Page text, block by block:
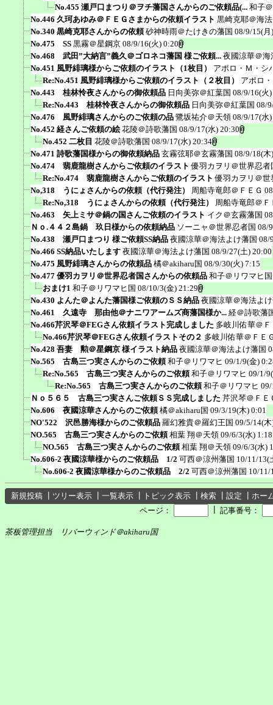
No.455 瀬戸口まつり＠ヲチ藩国さんからのご依頼品(... 和子
No.446 久珂あゆみ＠ＦＥＧさまからの依頼イラスト 黒崎克耶＠海
No.340 黒崎克耶さんからの依頼 砂神時雨＠たけきの藩国 08/9/15(月
No.475 SS 黒霧＠星鋼京 08/9/16(火) 0:20
No.468 武田”大納言”義久＠ゴロネコ藩国 様ご依頼... 夜國涼華＠海
No.451 風野緋璃様からご依頼のイラスト（1枚目）
アポロ・Ｍ・シ
Re:No.451 風野緋璃様からご依頼のイラスト（２枚目）
アポロ
No.443 桂林怜夜さんからの御依頼品 日向美弥＠紅葉国 08/9/16(火
Re:No.443 桂林怜夜さんからの御依頼品 日向美弥＠紅葉国 08/
No.476 風野緋璃さんからのご依頼の品 鷺坂祐介＠天領 08/9/17(水
No.452 経さんご依頼の絵 花陵＠詩歌藩国 08/9/17(水) 20:30
No.452 二枚目 花陵＠詩歌藩国 08/9/17(水) 20:34
No.471 詩歌藩国様からの御依頼納品 玄霧弦耶＠玄霧藩国 08/9/18(木
No.474 翡鹿龍樹さんからご依頼のイラスト 優羽カヲリ＠世界忍者
Re:No.474 翡鹿龍樹さんからご依頼のイラスト 優羽カヲリ＠世
No,318 うにょさんからの依頼（代行発注）
周船寺竜郎＠ＦＥＧ
Re:No,318 うにょさんからの依頼（代行発注）
周船寺竜郎＠Ｆ
No.463 矢上ミサ＠鍋の国さんご依頼のイラスト イク＠玄霧藩国
Ｎｏ.４４２島鍋 玖日様からの依頼納品 ソーニャ＠世界忍者国 08/
No.438 瀬戸口まつり 様ご依頼SS納品 夜國涼華＠海法よけ藩国 08/
No.466 SS納品いたします 夜國涼華＠海法よけ藩国 08/9/27(土) 20:00
No.475 風野緋璃さんからの依頼品 橘＠akiharu国 08/9/30(火) 7:15
No.477 優羽カヲリ＠世界忍者国さんからの依頼品 和子＠リワマヒ国
おまけ1 和子＠リワマヒ国 08/10/3(金) 21:29
No.430 よんた＠よんた藩国様ご依頼のＳＳ納品 夜國涼華＠海法よ
No.461 久遠寺 那由他＠ナニワアームズ商藩国様か... 経＠詩歌藩
No.466芹沢琴＠FEGさん依頼イラスト完成しました 多岐川佑華＠Ｆ
No.466芹沢琴＠FEGさん依頼イラストその２ 多岐川佑華＠ＦＥ
No.428 吾妻 勲＠星鋼京 様イラスト納品 夜國涼華＠海法よけ藩国
No.565 古島三つ実さんからのご依頼 和子＠リワマヒ 09/1/9(金)
Re:No.565 古島三つ実さんからのご依頼 和子＠リワマヒ 09/1/
Re:No.565 古島三つ実さんからのご依頼 和子＠リワマヒ
Ｎｏ５６５ 古島三つ実さんご依頼ＳＳ完成しました 芹沢琴＠ＦＥ
No.606 夜國涼華さんからのご依頼 橘＠akiharu国 09/3/19(木) 0:01
NO'522 沢邑勝海様からのご依頼品 羅幻雅貴＠羅幻王国 09/5/14(
NO.565 古島三つ実さんからのご依頼 相葉 翔＠天領 09/6/3(水) 1:18
NO.565 古島三つ実さんからのご依頼 相葉 翔＠天領 09/6/3(水)
No.606-2 夜國涼華様からのご依頼品 1/2 可西＠涼州藩国 10/11/13(
No.606-2 夜國涼華様からのご依頼品 2/2 可西＠涼州藩国 10/11/
新規投稿 ツリー表示 一覧表示 トピック表示 検索 設定
ホー
ページ：
記事番号：
茶板管理担当 リバーウィンド＠akiharu国